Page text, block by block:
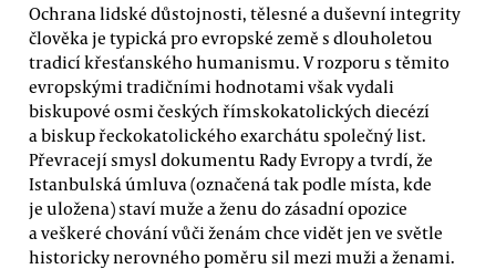
Ochrana lidské důstojnosti, tělesné a duševní integrity
člověka je typická pro evropské země s dlouholetou
tradicí křesťanského humanismu. V rozporu s těmito
evropskými tradičními hodnotami však vydali
biskupové osmi českých římskokatolických diecézí
a biskup řeckokatolického exarchátu společný list.
Převracejí smysl dokumentu Rady Evropy a tvrdí, že
Istanbulská úmluva (označená tak podle místa, kde
je uložena) staví muže a ženu do zásadní opozice
a veškeré chování vůči ženám chce vidět jen ve světle
historicky nerovného poměru sil mezi muži a ženami.